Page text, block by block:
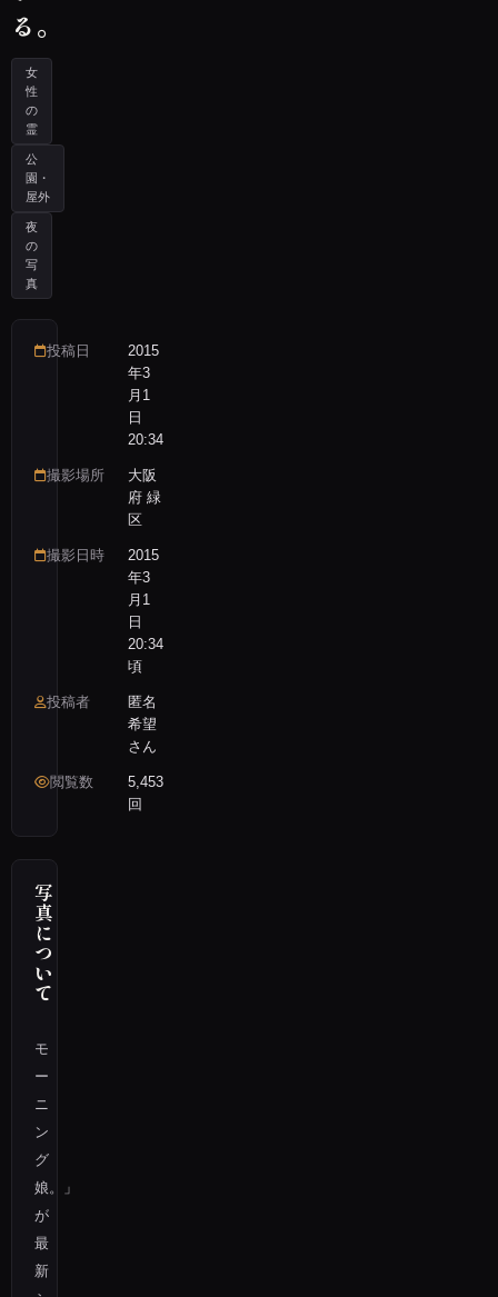
る。
女
性
の
霊
公
園・
屋外
夜
の
写
真
投稿日
2015
年3
月1
日
20:34
撮影場所
大阪
府 緑
区
撮影日時
2015
年3
月1
日
20:34
頃
投稿者
匿名
希望
さん
閲覧数
5,453
回
写
真
に
つ
い
て
モ
ー
ニ
ン
グ
娘。」
が
最
新